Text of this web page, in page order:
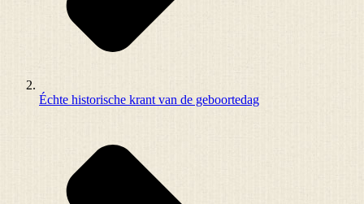
Échte historische krant van de geboortedag